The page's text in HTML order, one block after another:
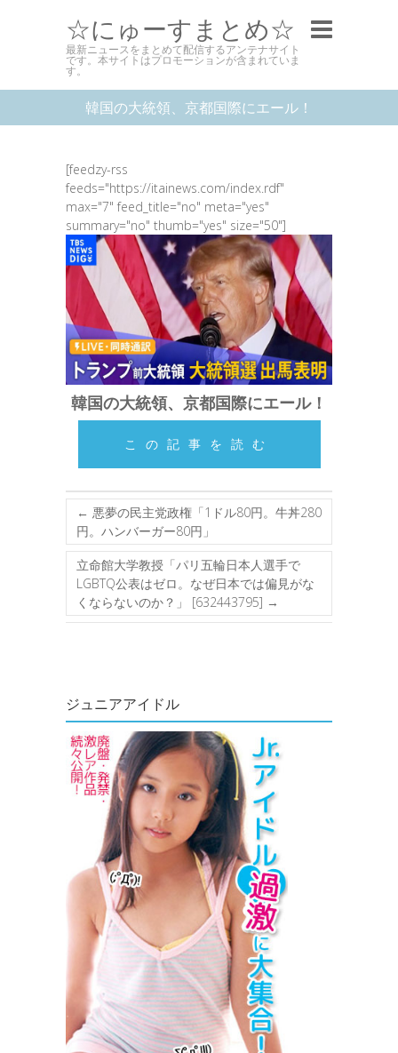
☆にゅーすまとめ☆
最新ニュースをまとめて配信するアンテナサイト
です。本サイトはプロモーションが含まれていま
す。
韓国の大統領、京都国際にエール！
[feedzy-rss
feeds="https://itainews.com/index.rdf"
max="7" feed_title="no" meta="yes"
summary="no" thumb="yes" size="50"]
韓国の大統領、京都国際にエール！
この記事を読む
← 悪夢の民主党政権「1ドル80円。牛丼280
円。ハンバーガー80円」
立命館大学教授「パリ五輪日本人選手で
LGBTQ公表はゼロ。なぜ日本では偏見がな
くならないのか？」 [632443795] →
ジュニアアイドル